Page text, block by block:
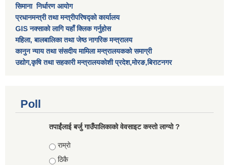
सिमाना निर्धारण आयाेग
प्रधानमन्त्री तथा मन्त्रीपरिषद्को कार्यालय
GIS नक्साको लागि यहाँ क्लिक गर्नुहोस
महिला, बालबालिका तथा जेष्ठ नागरिक मन्त्रालय
कानुन न्याय तथा संसदीय मामिला मन्त्रालयकको समाग्री
उद्योग,कृषि तथा सहकारी मन्त्रालयकोशी प्रदेश,मोरङ,बिराटनगर
Poll
तपाईंलाई बर्जु गाउँपालिकाको वेवसाइट कस्तो लाग्यो ?
Choices
राम्राे
ठिकै